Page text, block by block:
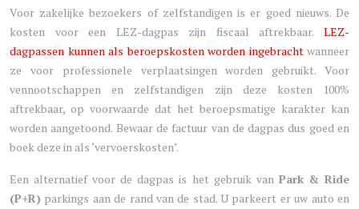
Voor zakelijke bezoekers of zelfstandigen is er goed nieuws. De
kosten voor een LEZ-dagpas zijn fiscaal aftrekbaar. LEZ-
dagpassen kunnen als beroepskosten worden ingebrachtwanneer
ze voor professionele verplaatsingen worden gebruikt. Voor
vennootschappen en zelfstandigen zijn deze kosten 100%
aftrekbaar, op voorwaarde dat het beroepsmatige karakter kan
worden aangetoond. Bewaar de factuur van de dagpas dus goed en
boek deze in als ‘vervoerskosten’.
Een alternatief voor de dagpas is het gebruik van Park & Ride
(P+R) parkings aan de rand van de stad. U parkeert er uw auto en